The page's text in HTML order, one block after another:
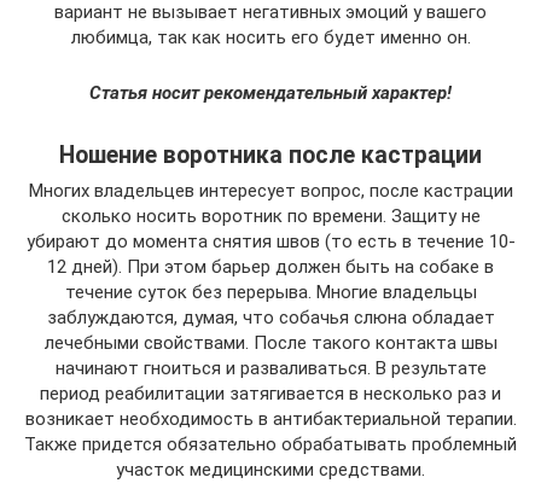
вариант не вызывает негативных эмоций у вашего
любимца, так как носить его будет именно он.
Статья носит рекомендательный характер!
Ношение воротника после кастрации
Многих владельцев интересует вопрос, после кастрации
сколько носить воротник по времени. Защиту не
убирают до момента снятия швов (то есть в течение 10-
12 дней). При этом барьер должен быть на собаке в
течение суток без перерыва. Многие владельцы
заблуждаются, думая, что собачья слюна обладает
лечебными свойствами. После такого контакта швы
начинают гноиться и разваливаться. В результате
период реабилитации затягивается в несколько раз и
возникает необходимость в антибактериальной терапии.
Также придется обязательно обрабатывать проблемный
участок медицинскими средствами.